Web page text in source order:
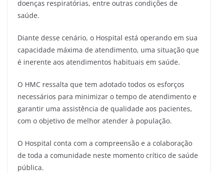
doenças respiratórias, entre outras condições de
saúde.
Diante desse cenário, o Hospital está operando em sua
capacidade máxima de atendimento, uma situação que
é inerente aos atendimentos habituais em saúde.
O HMC ressalta que tem adotado todos os esforços
necessários para minimizar o tempo de atendimento e
garantir uma assistência de qualidade aos pacientes,
com o objetivo de melhor atender à população.
O Hospital conta com a compreensão e a colaboração
de toda a comunidade neste momento crítico de saúde
pública.